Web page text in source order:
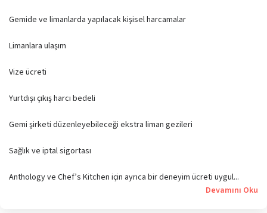
Gemide ve limanlarda yapılacak kişisel harcamalar
Limanlara ulaşım
Vize ücreti
Yurtdışı çıkış harcı bedeli
Gemi şirketi düzenleyebileceği ekstra liman gezileri
Sağlık ve iptal sigortası
Anthology ve Chef’s Kitchen için ayrıca bir deneyim ücreti uygul...
Devamını Oku